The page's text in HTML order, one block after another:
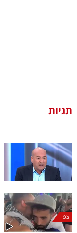
וצרכנות
דיגיטל
וטק
שיווק
ופרסום
משפט
תגיות
צפו